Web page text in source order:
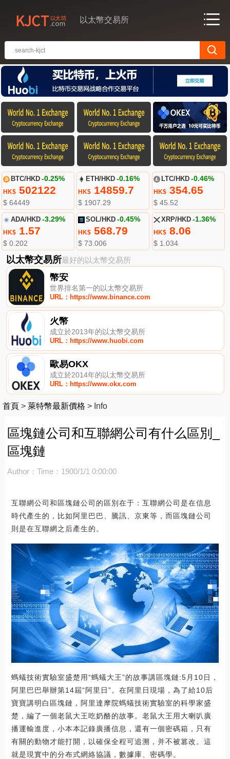
以太幣交易所
BTC/HKD -0.25%
HK$502122
$ 64449
ETH/HKD -0.16%
HK$ 14859.7
$ 1907.29
LTC/HKD -0.46%
HK$354.65
$ 45.52
ADA/HKD -3.29%
HK$1.57
$ 0.202
SOL/HKD -0.45%
HK$ 568.79
$ 73.006
XRP/HKD -1.36%
HK$8.06
$ 1.034
以太幣交易所最好的以太幣交易所
幣安
世界排名第一的以太幣交易所
URL：https://www.binance.com
火幣
成立於2013年的以太幣交易所
URL：https://www.huobi.com
歐易OKX
成立於2014年的以太幣交易所
URL：https://www.okx.com
首頁 > 萊特幣最新價格 > Info
區塊鏈公司和互聯網公司有什么區別_
區塊鏈
Author： Time：1900/1/1 0:00:00
互聯網公司和區塊鏈公司的區別在于：互聯網公司是在信息
時代產生的，比如阿里巴巴、騰訊、京東等，而區塊鏈公司
則是在互聯網之后產生的。
螞蟻技術實驗室盛楚用“螞蟻大王”的故事講區塊鏈:5月10日，
阿里巴巴舉辦第14屆“阿里日”。在阿里日現場，為了給10后
寶寶講明白區塊鏈，阿里達摩院螞蟻技術實驗室的科學家盛
楚，編了一個老鼠大王吃奶酪的故事。老鼠大王用大喇叭廣
播運輸進度，小本本記錄廣播信息，還有一個密碼箱，只有
有關的動物才能打開，以確保全程可追溯，并不被篡改。這
就是現實中的分布式網絡協議，數據庫、密碼學。